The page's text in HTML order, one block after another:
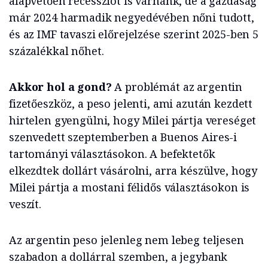
már 2024 harmadik negyedévében nőni tudott,
és az IMF tavaszi előrejelzése szerint 2025-ben 5
százalékkal nőhet.
Akkor hol a gond?A problémát az argentin
fizetőeszköz, a peso jelenti, ami azután kezdett
hirtelen gyengülni, hogy Milei pártja vereséget
szenvedett szeptemberben a Buenos Aires-i
tartományi választásokon. A befektetők
elkezdtek dollárt vásárolni, arra készülve, hogy
Milei pártja a mostani félidős választásokon is
veszít.
Az argentin peso jelenleg nem lebeg teljesen
szabadon a dollárral szemben, a jegybank